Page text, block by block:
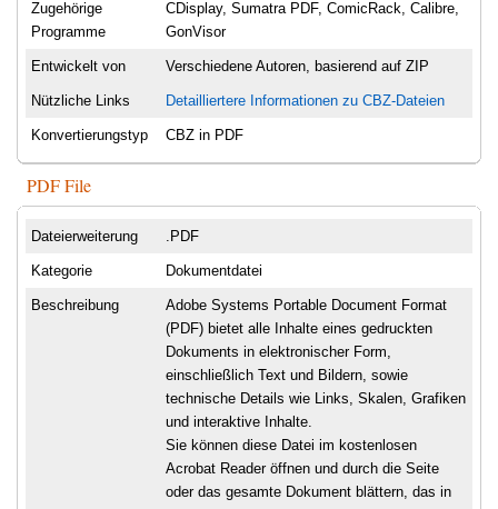
Zugehörige
Programme
CDisplay, Sumatra PDF, ComicRack, Calibre,
GonVisor
Entwickelt von Verschiedene Autoren, basierend auf ZIP
Nützliche Links Detailliertere Informationen zu CBZ-Dateien
Konvertierungstyp CBZ in PDF
PDF File
Dateierweiterung .PDF
Kategorie Dokumentdatei
Beschreibung
Adobe Systems Portable Document Format
(PDF) bietet alle Inhalte eines gedruckten
Dokuments in elektronischer Form,
einschließlich Text und Bildern, sowie
technische Details wie Links, Skalen, Grafiken
und interaktive Inhalte.
Sie können diese Datei im kostenlosen
Acrobat Reader öffnen und durch die Seite
oder das gesamte Dokument blättern, das in